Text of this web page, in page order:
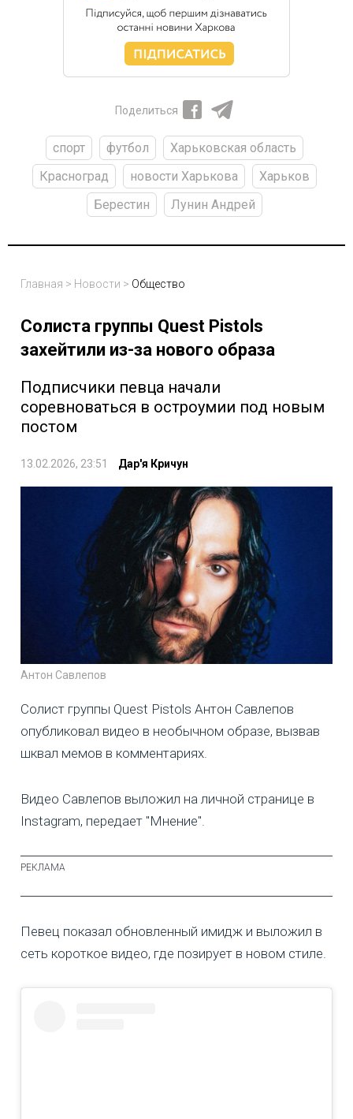
Поделиться
спорт футбол
Харьковская область
Красноград
новости Харькова
Харьков
Берестин
Лунин Андрей
Главная > Новости > Общество
Солиста группы Quest Pistols
захейтили из-за нового образа
Подписчики певца начали
соревноваться в остроумии под новым
постом
13.02.2026, 23:51 Дар'я Кричун
Антон Савлепов
Солист группы Quest Pistols Антон Савлепов
опубликовал видео в необычном образе, вызвав
шквал мемов в комментариях.
Видео Савлепов выложил на личной странице в
Instagram, передает "Мнение".
Певец показал обновленный имидж и выложил в
сеть короткое видео, где позирует в новом стиле.